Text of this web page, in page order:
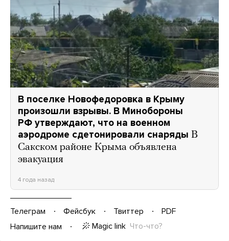
В поселке Новофедоровка в Крыму
произошли взрывы. В Минобороны
РФ утверждают, что на военном
аэродроме сдетонировали снаряды В
Сакском районе Крыма объявлена
эвакуация
4 года назад
Телеграм Фейсбук Твиттер
PDF
Напишите нам
Magic link Что-что?